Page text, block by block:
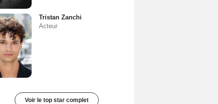
Tristan Zanchi
Acteur
Voir le top star complet